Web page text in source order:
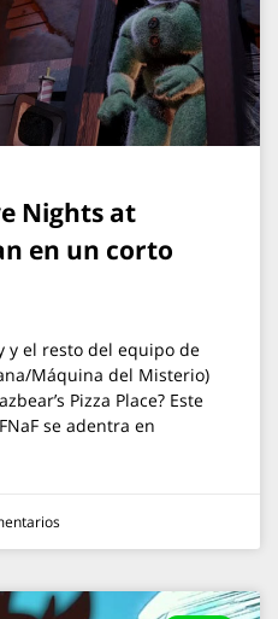
Nights at
en un corto
y el resto del equipo de
Máquina del Misterio)
Pizza Place? Este
se adentra en